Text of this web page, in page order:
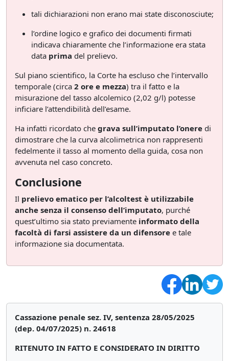
tali dichiarazioni non erano mai state disconosciute;
l’ordine logico e grafico dei documenti firmati
indicava chiaramente che l’informazione era stata
data prima del prelievo.
Sul piano scientifico, la Corte ha escluso che l’intervallo
temporale (circa 2 ore e mezza) tra il fatto e la
misurazione del tasso alcolemico (2,02 g/l) potesse
inficiare l’attendibilità dell’esame.
Ha infatti ricordato che grava sull’imputato l’onere di
dimostrare che la curva alcolimetrica non rappresenti
fedelmente il tasso al momento della guida, cosa non
avvenuta nel caso concreto.
Conclusione
Il prelievo ematico per l’alcoltest è utilizzabile
anche senza il consenso dell’imputato, purché
quest’ultimo sia stato previamente informato della
facoltà di farsi assistere da un difensore e tale
informazione sia documentata.
Cassazione penale sez. IV, sentenza 28/05/2025
(dep. 04/07/2025) n. 24618
RITENUTO IN FATTO E CONSIDERATO IN DIRITTO